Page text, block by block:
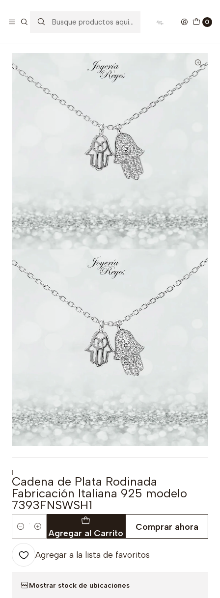
0
Cadena de Plata Rodinada Fabricación Italiana 925 modelo
7393FNSWSH1
|
Cadena de Plata Rodinada
Fabricación Italiana 925 modelo
7393FNSWSH1
Cantidad Agregar al Carrito
Comprar ahora
Agregar a la lista de favoritos
Mostrar stock de ubicaciones